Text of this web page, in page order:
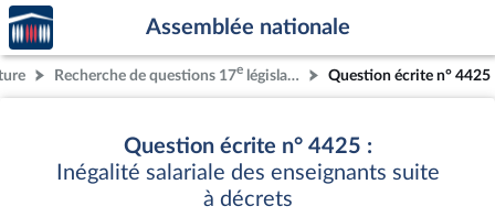
Aller au contenu
Aller en bas de la page
Accèder
à la
page
d'accueil
Assemblée nationale
Recherche de questions 17e législature Question écrite n° 4425
Question écrite n° 4425 :
Inégalité salariale des enseignants suite
à décrets